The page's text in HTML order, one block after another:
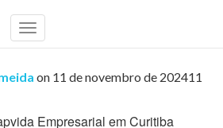
Toggle
Hapvida Empresarial
on 11 de novembro de 202411